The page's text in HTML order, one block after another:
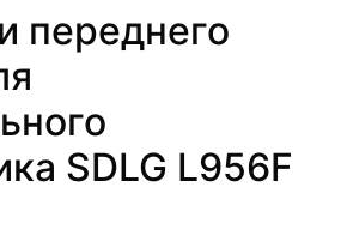
переднего
SDLG L956F